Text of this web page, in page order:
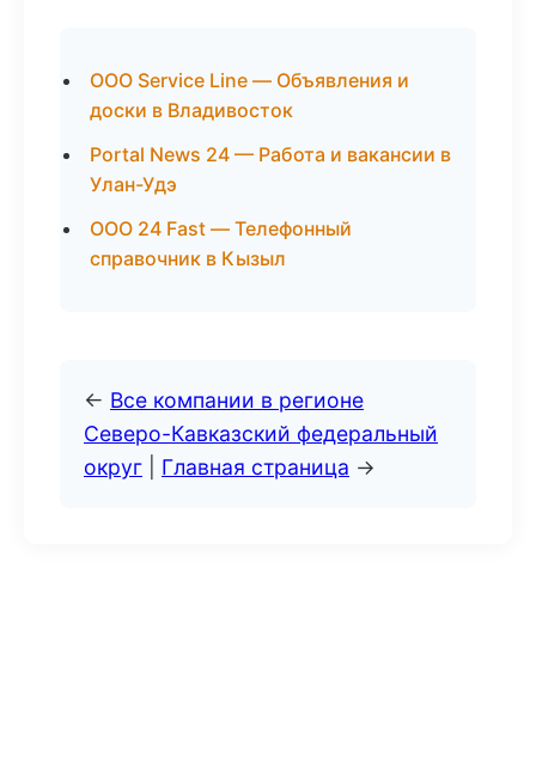
ООО Service Line — Объявления и
доски в Владивосток
Portal News 24 — Работа и вакансии в
Улан-Удэ
ООО 24 Fast — Телефонный
справочник в Кызыл
← Все компании в регионе
Северо-Кавказский федеральный
округ
Главная страница →